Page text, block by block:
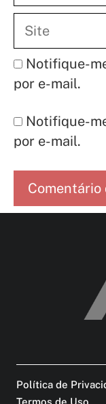
Notifique-
por e-mail.
Notifique-
por e-mail.
Política de